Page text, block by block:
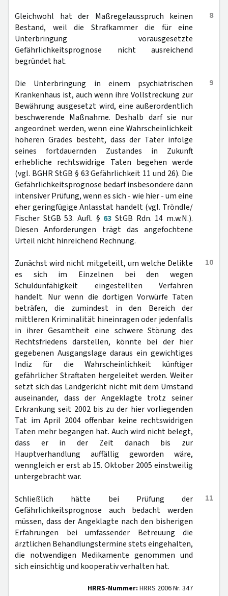
8
Gleichwohl hat der Maßregelausspruch keinen
Bestand, weil die Strafkammer die für eine
Unterbringung vorausgesetzte
Gefährlichkeitsprognose nicht ausreichend
begründet hat.
9
Die Unterbringung in einem psychiatrischen
Krankenhaus ist, auch wenn ihre Vollstreckung zur
Bewährung ausgesetzt wird, eine außerordentlich
beschwerende Maßnahme. Deshalb darf sie nur
angeordnet werden, wenn eine Wahrscheinlichkeit
höheren Grades besteht, dass der Täter infolge
seines fortdauernden Zustandes in Zukunft
erhebliche rechtswidrige Taten begehen werde
(vgl. BGHR StGB § 63 Gefährlichkeit 11 und 26). Die
Gefährlichkeitsprognose bedarf insbesondere dann
intensiver Prüfung, wenn es sich - wie hier - um eine
eher geringfügige Anlasstat handelt (vgl. Tröndle/
Fischer StGB 53. Aufl. § 63 StGB Rdn. 14 m.w.N.).
Diesen Anforderungen trägt das angefochtene
Urteil nicht hinreichend Rechnung.
10
Zunächst wird nicht mitgeteilt, um welche Delikte
es sich im Einzelnen bei den wegen
Schuldunfähigkeit eingestellten Verfahren
handelt. Nur wenn die dortigen Vorwürfe Taten
beträfen, die zumindest in den Bereich der
mittleren Kriminalität hineinragen oder jedenfalls
in ihrer Gesamtheit eine schwere Störung des
Rechtsfriedens darstellen, könnte bei der hier
gegebenen Ausgangslage daraus ein gewichtiges
Indiz für die Wahrscheinlichkeit künftiger
gefährlicher Straftaten hergeleitet werden. Weiter
setzt sich das Landgericht nicht mit dem Umstand
auseinander, dass der Angeklagte trotz seiner
Erkrankung seit 2002 bis zu der hier vorliegenden
Tat im April 2004 offenbar keine rechtswidrigen
Taten mehr begangen hat. Auch wird nicht belegt,
dass er in der Zeit danach bis zur
Hauptverhandlung auffällig geworden wäre,
wenngleich er erst ab 15. Oktober 2005 einstweilig
untergebracht war.
11
Schließlich hätte bei Prüfung der
Gefährlichkeitsprognose auch bedacht werden
müssen, dass der Angeklagte nach den bisherigen
Erfahrungen bei umfassender Betreuung die
ärztlichen Behandlungstermine stets eingehalten,
die notwendigen Medikamente genommen und
sich einsichtig und kooperativ verhalten hat.
HRRS-Nummer: HRRS 2006 Nr. 347